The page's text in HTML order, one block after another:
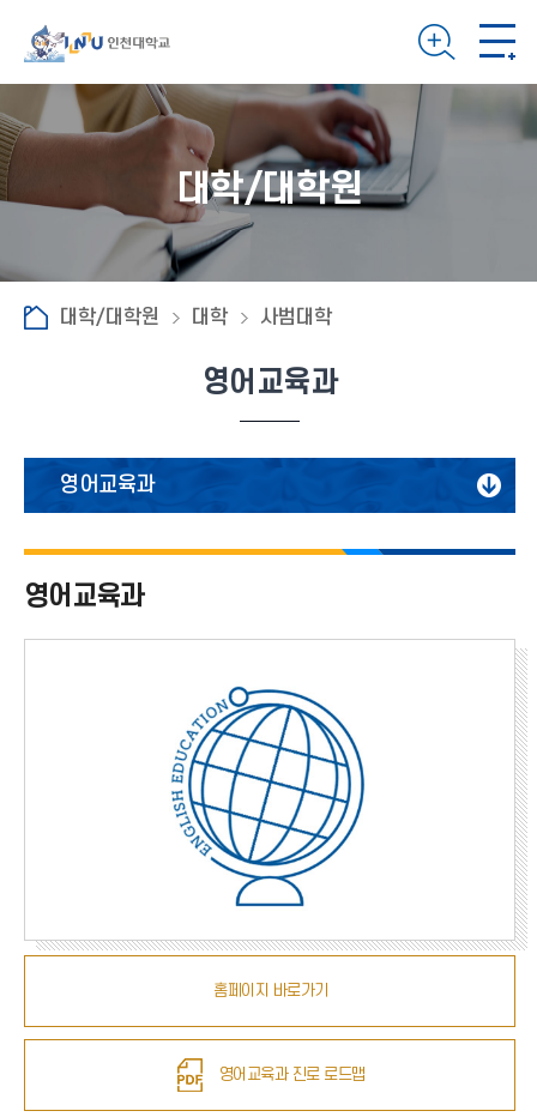
대학/대학원
대학/대학원 대학 사범대학
영어교육과
영어교육과
국어교육과
홈페이지 바로가기
영어교육과 진로 로드맵
영어교육과